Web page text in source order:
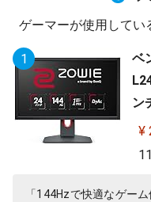
ゲーマーが使用してい
1
ベ
ン
¥
「144Hzで快適なゲー